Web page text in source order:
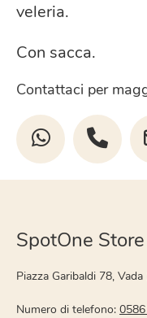
veleria.
Con sacca.
Contattaci per
SpotOne Store
Piazza Garibaldi 78, Vada
Numero di telefono: